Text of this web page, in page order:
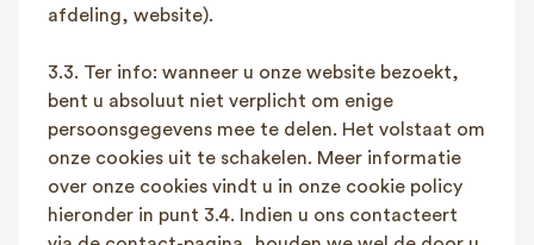
afdeling, website).
3.3. Ter info: wanneer u onze website bezoekt,
bent u absoluut niet verplicht om enige
persoonsgegevens mee te delen. Het volstaat om
onze cookies uit te schakelen. Meer informatie
over onze cookies vindt u in onze cookie policy
hieronder in punt 3.4. Indien u ons contacteert